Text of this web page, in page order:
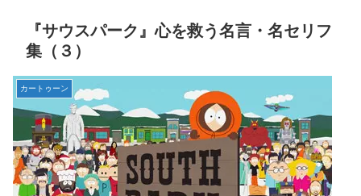
『サウスパーク』心を救う名言・名セリフ
集（３）
カートゥーン